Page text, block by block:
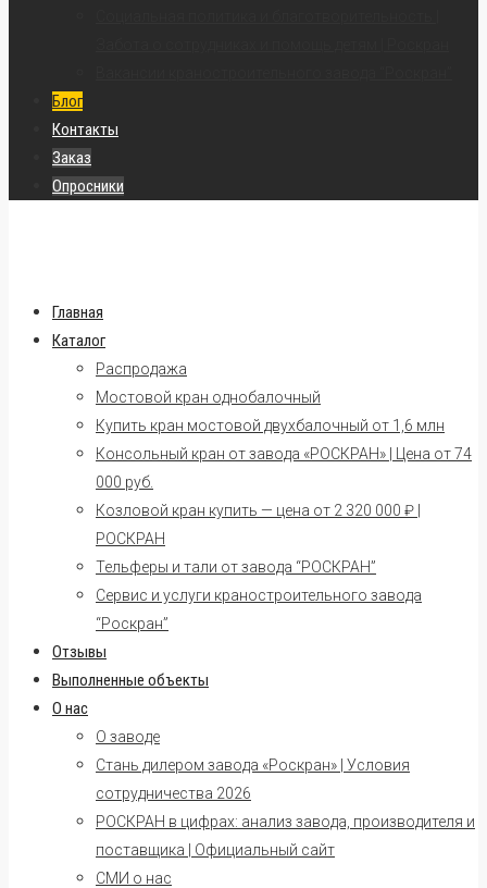
Блог
Контакты
Заказ
Опросники
Главная
Каталог
Распродажа
Мостовой кран однобалочный
Купить кран мостовой двухбалочный от 1,6 млн
Консольный кран от завода «РОСКРАН» | Цена от 74
000 руб.
Козловой кран купить — цена от 2 320 000 ₽ |
РОСКРАН
Тельферы и тали от завода “РОСКРАН”
Сервис и услуги краностроительного завода
“Роскран”
Отзывы
Выполненные объекты
О нас
О заводе
Стань дилером завода «Роскран» | Условия
сотрудничества 2026
РОСКРАН в цифрах: анализ завода, производителя и
поставщика | Официальный сайт
СМИ о нас